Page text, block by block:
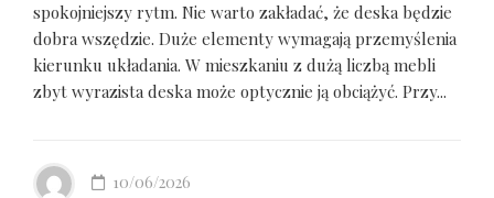
spokojniejszy rytm. Nie warto zakładać, że deska będzie
dobra wszędzie. Duże elementy wymagają przemyślenia
kierunku układania. W mieszkaniu z dużą liczbą mebli
zbyt wyrazista deska może optycznie ją obciążyć. Przy...
10/06/2026